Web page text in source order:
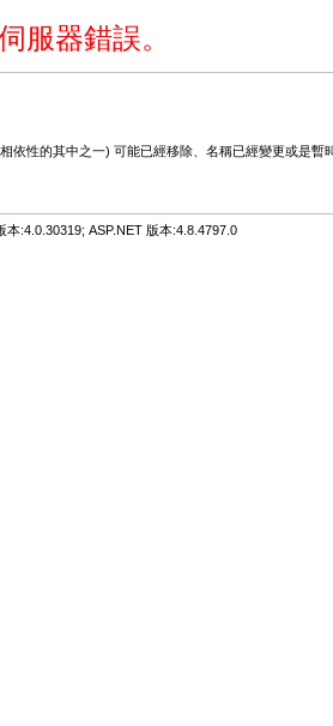
服器錯誤。
依性的其中之一) 可能已經移除、名稱已經變更或是暫
:4.0.30319; ASP.NET 版本:4.8.4797.0